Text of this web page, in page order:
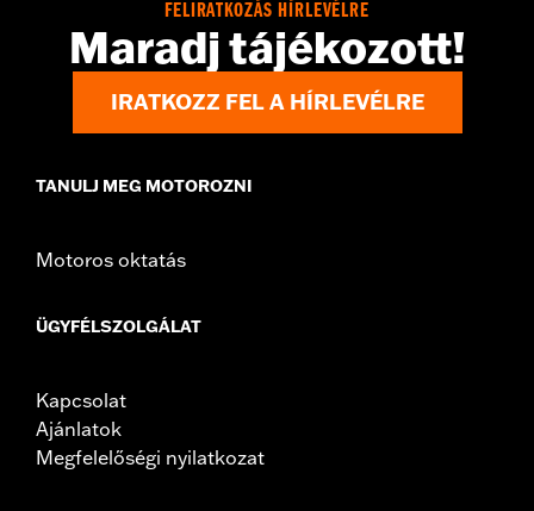
FELIRATKOZÁS HÍRLEVÉLRE
Maradj tájékozott!
IRATKOZZ FEL A HÍRLEVÉLRE
TANULJ MEG MOTOROZNI
Motoros oktatás
ÜGYFÉLSZOLGÁLAT
Kapcsolat
Ajánlatok
Megfelelőségi nyilatkozat